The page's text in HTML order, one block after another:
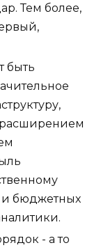
Тем более,
быть
бюджетных
- а то